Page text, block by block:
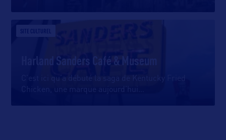
SITE CULTUREL
Harland Sanders Café & Museum
C’est ici qu’a débuté la saga de Kentucky Fried
Chicken, une marque aujourd’hui